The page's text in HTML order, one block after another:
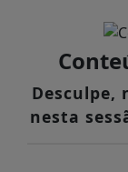
Desculpe,
nesta